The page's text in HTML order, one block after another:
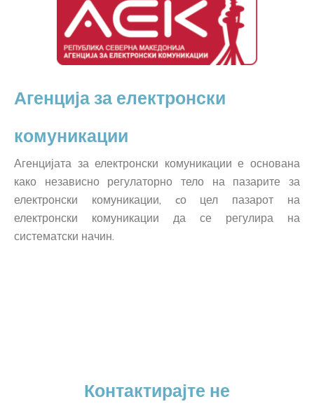
Агенција за електронски
комуникации
Агенцијата за електронски комуникации е основана
како независно регулаторно тело на пазарите за
електронски комуникации, cо цел пазарот на
електронски комуникации да се регулира на
систематски начин.
Контактирајте не